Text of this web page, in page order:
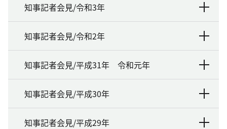
知事記者会見/令和3年
知事記者会見/令和2年
知事記者会見/平成31年 令和元年
知事記者会見/平成30年
知事記者会見/平成29年